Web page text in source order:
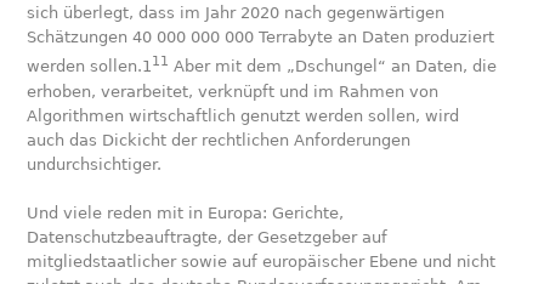
sich überlegt, dass im Jahr 2020 nach gegenwärtigen
Schätzungen 40 000 000 000 Terrabyte an Daten produziert
werden sollen.111 Aber mit dem „Dschungel“ an Daten, die
erhoben, verarbeitet, verknüpft und im Rahmen von
Algorithmen wirtschaftlich genutzt werden sollen, wird
auch das Dickicht der rechtlichen Anforderungen
undurchsichtiger.
Und viele reden mit in Europa: Gerichte,
Datenschutzbeauftragte, der Gesetzgeber auf
mitgliedstaatlicher sowie auf europäischer Ebene und nicht